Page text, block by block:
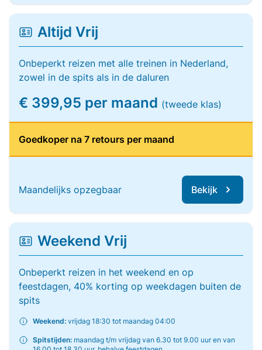
Altijd Vrij
Onbeperkt reizen met alle treinen in Nederland,
zowel in de spits als in de daluren
€ 399,95 per maand (tweede klas)
Goedkoper na 7 retours per maand
Maandelijks opzegbaar Bekijk
Weekend Vrij
Onbeperkt reizen in het weekend en op
feestdagen, 40% korting op weekdagen buiten de
spits
Weekend: vrijdag 18:30 tot maandag 04:00
Spitstijden: maandag t/m vrijdag van 6.30 tot 9.00 uur en van